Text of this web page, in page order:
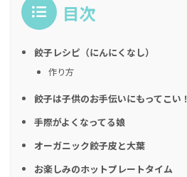
目次
餃子レシピ（にんにくなし）
作り方
餃子は子供のお手伝いにもってこい！
手際がよくなってる娘
オーガニック餃子皮と大葉
お楽しみのホットプレートタイム